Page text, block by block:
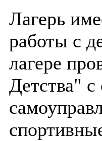
Лагерь
работы с
лагере
Детства" с